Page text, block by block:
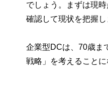
でしょう。まずは現
確認して現状を把握し
企業型DCは、70歳ま
戦略」を考えることに